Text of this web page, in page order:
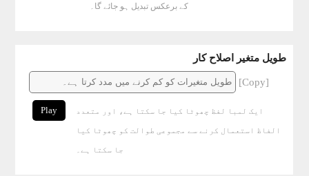
کے برعکس تبدیل ہو جائے گا۔
طویل متغیر اصلاح کار
[Copy]
Play
ایک لمبا لفظ چھوٹا کیا جا سکتا ہے، اور متعدد
الفاظ استعمال کرنے سے مجموعی طوالت کو چھوٹا کیا
جا سکتا ہے۔